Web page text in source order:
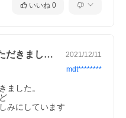
合わせて製作することが可
い。
いいね 0
注文して丁寧に対応していただきました。… 2021/12/11
mdt********
ました。
みにしています